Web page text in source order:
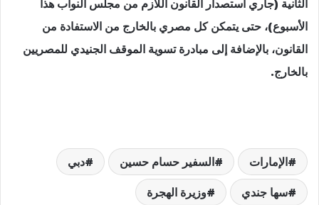
الثانية (جاري استصدار القانون اللازم من مجلس النواب هذا
الأسبوع)، حتى يتمكن كل مصري بالخارج من الاستفادة من
القانون، بالإضافة إلى مبادرة تسوية الموقف الجنيدي للمصريين
بالخارج.
الإمارات السفير حسام حسين
دبي
سها جندي
وزيرة الهجرة